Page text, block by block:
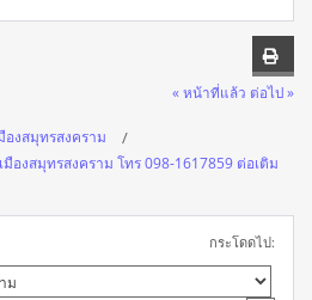
« หน้าที่แล้ว ต่อไป »
องสมุทรสงคราม
องสมุทรสงคราม โทร 098-1617859 ต่อเติม
กระโดดไป: